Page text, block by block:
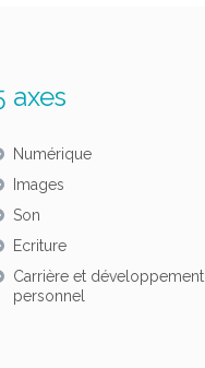
axes
Numérique
Images
Son
Ecriture
Carrière et développement
personnel